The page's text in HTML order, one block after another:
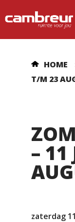
Voer je
HOME
T/M 23
–
zaterdag